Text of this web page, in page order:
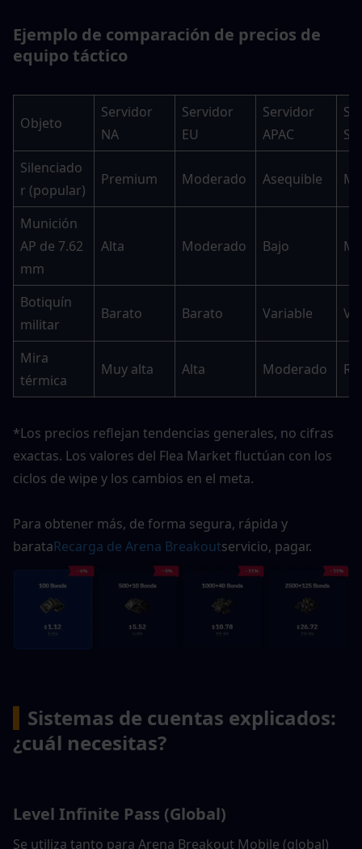
Ejemplo de comparación de precios de
equipo táctico
Objeto
Servidor
NA
Servidor
EU
Servidor
APAC
SA
Silenciado
r (popular)
Premium Moderado Asequible
Munición
AP de 7.62
mm
Alta Moderado Bajo
Botiquín
militar
Barato Barato Variable
Mira
térmica
Muy alta Alta Moderado
*Los precios reflejan tendencias generales, no cifras
exactas. Los valores del Flea Market fluctúan con los
ciclos de wipe y los cambios en el meta.
Para obtener más, de forma segura, rápida y
barataRecarga de Arena Breakoutservicio, pagar.
Sistemas de cuentas explicados:
¿cuál necesitas?
Level Infinite Pass (Global)
Se utiliza tanto para Arena Breakout Mobile (global)